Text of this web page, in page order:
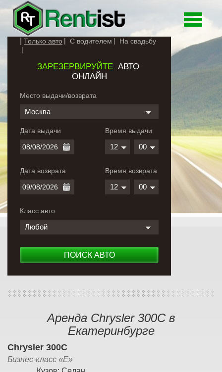
Toggle
Только авто С водителем На свадьбу
ЗАРЕЗЕРВИРУЙТЕАВТО
ОНЛАЙН
Место выдачи/возврата
Москва
Дата выдачи
Дата возврата
Время выдачи
12 00
Время возврата
12 00
Класс авто
Любой
ПОИСК АВТО
Аренда Chrysler 300C в
Екатеринбурге
Chrysler 300C
Бизнес-класс «E»